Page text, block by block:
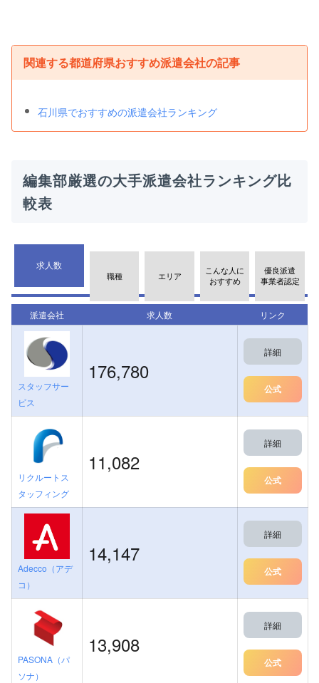
関連する都道府県おすすめ派遣会社の記事
石川県でおすすめの派遣会社ランキング
編集部厳選の大手派遣会社ランキング比
較表
求人数
職種 エリア
こんな人に
おすすめ
優良派遣
事業者認定
派遣会社 求人数 リンク
スタッフサー
ビス
176,780
詳細
公式
リクルートス
タッフィング
11,082
詳細
公式
Adecco（アデ
コ）
14,147
詳細
公式
PASONA（パ
ソナ）
13,908
詳細
公式